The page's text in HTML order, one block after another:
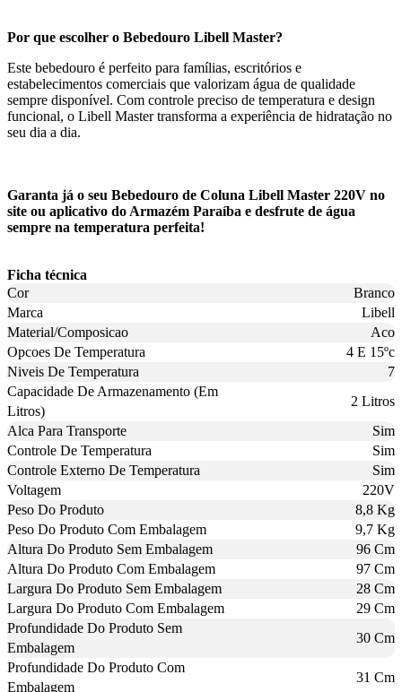
Por que escolher o Bebedouro Libell Master?
Este bebedouro é perfeito para famílias, escritórios e
estabelecimentos comerciais que valorizam água de qualidade
sempre disponível. Com controle preciso de temperatura e design
funcional, o Libell Master transforma a experiência de hidratação no
seu dia a dia.
Garanta já o seu Bebedouro de Coluna Libell Master 220V no
site ou aplicativo do Armazém Paraíba e desfrute de água
sempre na temperatura perfeita!
Ficha técnica
Cor
Branco
Marca
Libell
Material/Composicao
Aco
Opcoes De Temperatura
4 E 15ºc
Niveis De Temperatura
7
Capacidade De Armazenamento (Em
Litros)
2 Litros
Alca Para Transporte
Sim
Controle De Temperatura
Sim
Controle Externo De Temperatura
Sim
Voltagem
220V
Peso Do Produto
8,8 Kg
Peso Do Produto Com Embalagem
9,7 Kg
Altura Do Produto Sem Embalagem
96 Cm
Altura Do Produto Com Embalagem
97 Cm
Largura Do Produto Sem Embalagem
28 Cm
Largura Do Produto Com Embalagem
29 Cm
Profundidade Do Produto Sem
Embalagem
30 Cm
Profundidade Do Produto Com
Embalagem
31 Cm